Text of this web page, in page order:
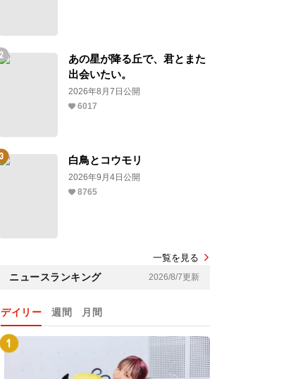
あの星が降る丘で、君とまた
出会いたい。
2026年8月7日公開
6017
白鳥とコウモリ
2026年9月4日公開
8765
一覧を見る
ニュースランキング 2026/8/7更新
デイリー 週間 月間